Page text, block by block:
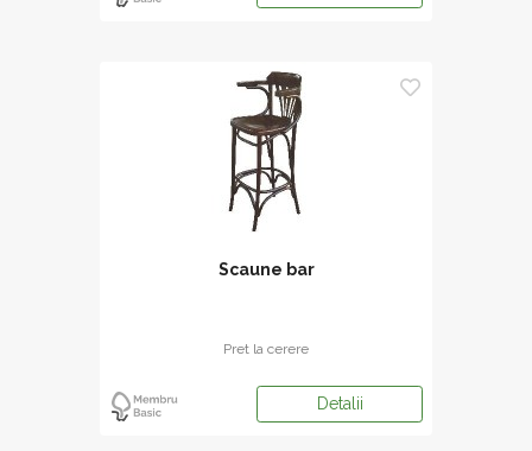
Scaune bar
Pret la cerere
Detalii